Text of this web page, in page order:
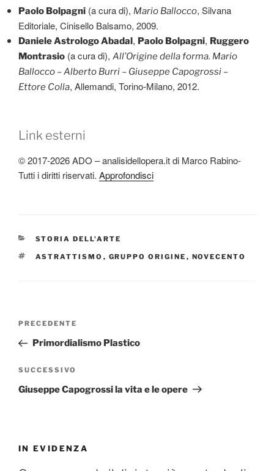
Paolo Bolpagni (a cura di), Mario Ballocco, Silvana
Editoriale, Cinisello Balsamo, 2009.
Daniele Astrologo Abadal, Paolo Bolpagni, Ruggero
Montrasio (a cura di), All’Origine della forma. Mario
Ballocco – Alberto Burri – Giuseppe Capogrossi –
Ettore Colla, Allemandi, Torino-Milano, 2012.
Link esterni
© 2017-2026 ADO – analisidellopera.it di Marco Rabino-
Tutti i diritti riservati. Approfondisci
CATEGORIE
STORIA DELL'ARTE
TAG
ASTRATTISMO , GRUPPO ORIGINE , NOVECENTO
Navigazione
Articolo
precedente:
PRECEDENTE
Primordialismo Plastico
Articolo
successivo
SUCCESSIVO
Giuseppe Capogrossi la vita e le opere
IN EVIDENZA